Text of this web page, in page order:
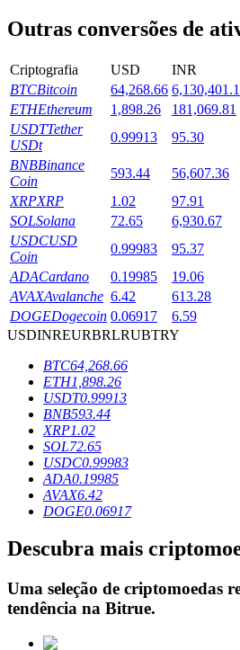
Launchpool
Staking flexível para ganhar
Bloqueios de BTR
Investimentos exclusivos para
Empréstimos
Serviço de empréstimo apoiado
Outras conversões de
Criptografia USD INR
BTCBitcoin 64,268.66
ETHEthereum 1,898.26 181,069.81
USDTTether
USDt
0.99913 95.30
BNBBinance
Coin
593.44 56,607.36
XRPXRP 1.02 97.91
SOLSolana 72.65 6,930.67
USDCUSD
Coin
0.99983 95.37
ADACardano 0.19985 19.06
AVAXAvalanche 6.42 613.28
DOGEDogecoin 0.06917 6.59
USDINREURBRLRUBTRY
BTC64,268.66
ETH1,898.26
USDT0.99913
BNB593.44
XRP1.02
SOL72.65
USDC0.99983
ADA0.19985
AVAX6.42
DOGE0.06917
Descubra mais
Uma seleção de criptomoedas
tendência na Bitrue.